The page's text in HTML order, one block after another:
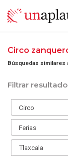
Circo
Búsquedas similares
Filtrar